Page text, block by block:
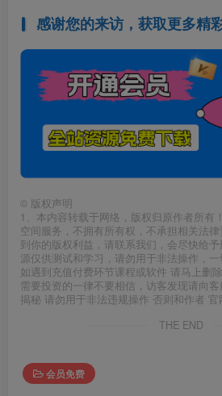
感谢您的来访，获取更多精
© 版权声明
1、本内容转载于网络，版权归原作者所有
空间服务，不拥有所有权，不承担相关法
到你的版权利益，请联系我们，会尽快给
源仅供测试和学习，请勿用于非法操作，一
如遇到充值付费环节课程或软件 请马上删
需要投资的一律不要相信，访客发现请向
揭秘 请勿用于非法违规操作 否则和作者 官
THE END
会员免费